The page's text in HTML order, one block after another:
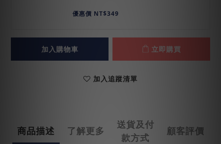
優惠價 NT$349
加入購物車 立即購買
加入追蹤清單
商品描述 了解更多
送貨及付
款方式
顧客評價